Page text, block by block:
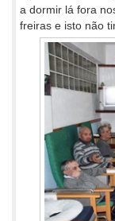
a dormir lá fora
freiras e isto não